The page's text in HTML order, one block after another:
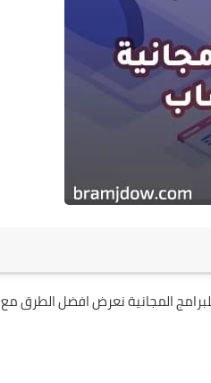
المجانية نعرض افضل الطرق مع